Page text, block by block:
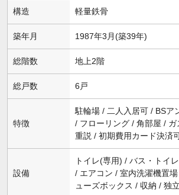
構造 軽量鉄骨
築年月 1987年3月(築39年)
総階数 地上2階
総戸数 6戸
特徴
駐輪場 / 二人入居可 / BSア
/ フローリング / 角部屋 /
重説 / 初期費用カード決済
設備
トイレ(専用) / バス・トイ
/ エアコン / 室内洗濯機置
ューズボックス / 収納 / 独